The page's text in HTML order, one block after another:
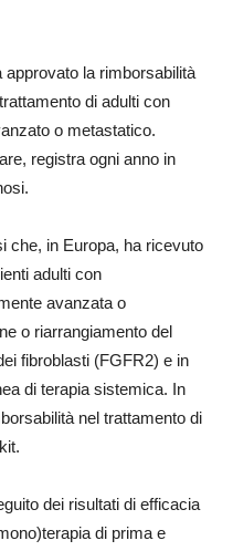
approvato la rimborsabilità
di adulti con
o metastatico.
registra ogni anno in
che, in Europa, ha ricevuto
adulti con
avanzata o
o riarrangiamento del
fibroblasti (FGFR2) e in
di terapia sistemica. In
nel trattamento di
dei risultati di efficacia
di prima e